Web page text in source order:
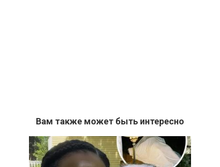
Вам также может быть интересно